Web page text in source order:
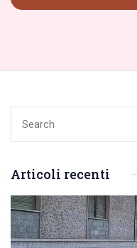
Articoli recenti